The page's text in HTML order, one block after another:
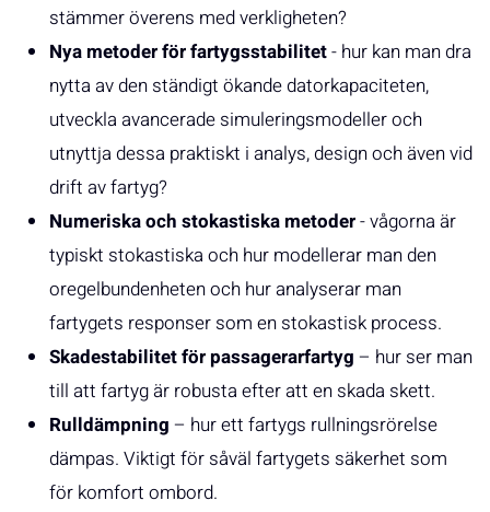
stämmer överens med verkligheten?
Nya metoder för fartygsstabilitet- hur kan man dra
nytta av den ständigt ökande datorkapaciteten,
utveckla avancerade simuleringsmodeller och
utnyttja dessa praktiskt i analys, design och även vid
drift av fartyg?
Numeriska och stokastiska metoder- vågorna är
typiskt stokastiska och hur modellerar man den
oregelbundenheten och hur analyserar man
fartygets responser som en stokastisk process.
Skadestabilitet för passagerarfartyg – hur ser man
till att fartyg är robusta efter att en skada skett.
Rulldämpning – hur ett fartygs rullningsrörelse
dämpas. Viktigt för såväl fartygets säkerhet som
för komfort ombord.